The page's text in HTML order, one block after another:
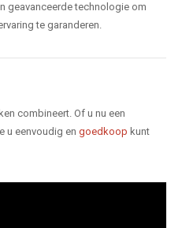
geavanceerde technologie om
te garanderen.
combineert. Of u nu een
u eenvoudig en goedkoop kunt